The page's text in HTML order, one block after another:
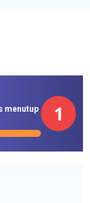
menutup
1